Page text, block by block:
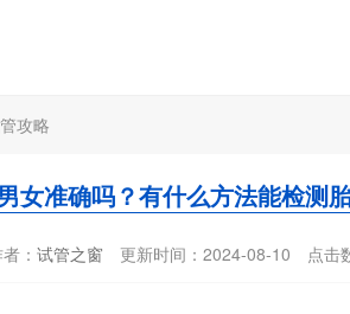
攻略
女准确吗？有什么方法能检测
： 试管之窗 更新时间：2024-08-10 点击